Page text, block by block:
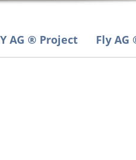
AG ® Project Fly AG